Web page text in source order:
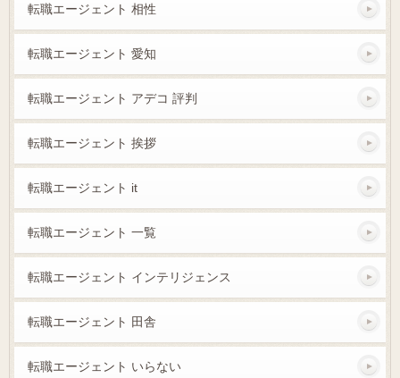
転職エージェント 相性
転職エージェント 愛知
転職エージェント アデコ 評判
転職エージェント 挨拶
転職エージェント it
転職エージェント 一覧
転職エージェント インテリジェンス
転職エージェント 田舎
転職エージェント いらない